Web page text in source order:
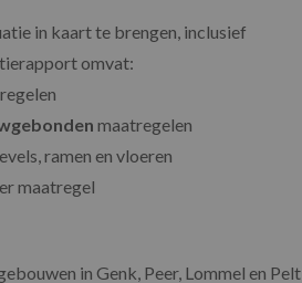
in kaart te brengen, inclusief
omvat:
maatregelen
ramen en vloeren
maatregel
in Genk, Peer, Lommel en Pelt